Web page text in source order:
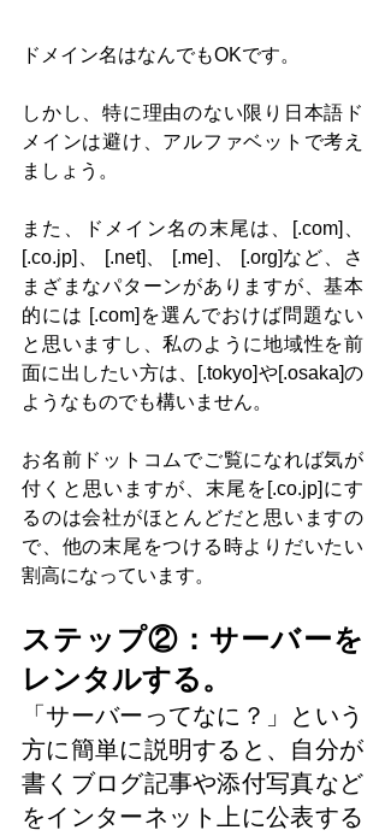
ドメイン名はなんでもOKです。
しかし、特に理由のない限り日本語ド
メインは避け、アルファベットで考え
ましょう。
また、ドメイン名の末尾は、[.com]、
[.co.jp]、 [.net]、 [.me]、 [.org]など、さ
まざまなパターンがありますが、基本
的には [.com]を選んでおけば問題ない
と思いますし、私のように地域性を前
面に出したい方は、[.tokyo]や[.osaka]の
ようなものでも構いません。
お名前ドットコムでご覧になれば気が
付くと思いますが、末尾を[.co.jp]にす
るのは会社がほとんどだと思いますの
で、他の末尾をつける時よりだいたい
割高になっています。
ステップ②：サーバーを
レンタルする。
「サーバーってなに？」という
方に簡単に説明すると、自分が
書くブログ記事や添付写真など
をインターネット上に公表する